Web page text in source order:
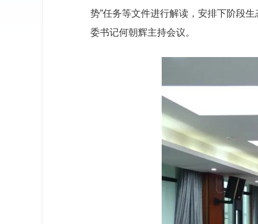
势”任务等文件进行解读，安排下阶段
委书记何朝辉主持会议。